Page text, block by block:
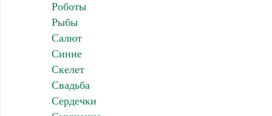
Роботы
Рыбы
Салют
Синие
Скелет
Свадьба
Сердечки